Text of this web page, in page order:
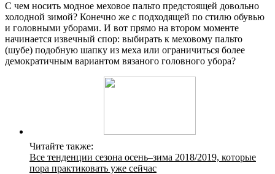
С чем носить модное меховое пальто предстоящей довольно
холодной зимой? Конечно же с подходящей по стилю обувью
и головными уборами. И вот прямо на втором моменте
начинается извечный спор: выбирать к меховому пальто
(шубе) подобную шапку из меха или ограничиться более
демократичным вариантом вязаного головного убора?
Читайте также:
Все тенденции сезона осень–зима 2018/2019, которые
пора практиковать уже сейчас